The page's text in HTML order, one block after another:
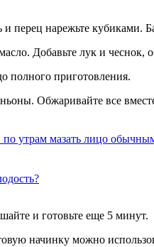
перец нарежьте
Добавьте лук и чеснок,
полного приготовления.
Обжаривайте все
утрам мазать лицо
и готовьте еще 5 минут.
начинку можно